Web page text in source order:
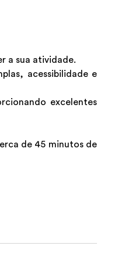
a sua atividade.
acessibilidade e
excelentes
de 45 minutos de